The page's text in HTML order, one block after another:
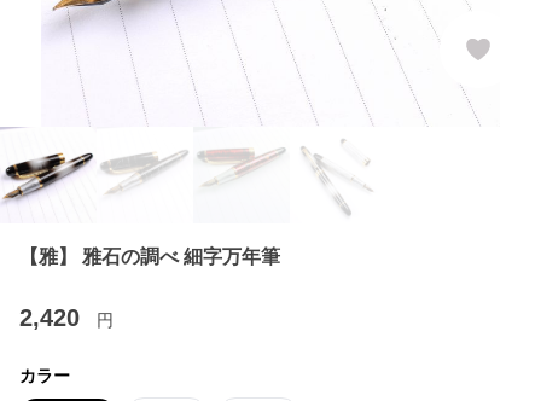
【雅】 雅石の調べ 細字万年筆
2,420 円
カラー